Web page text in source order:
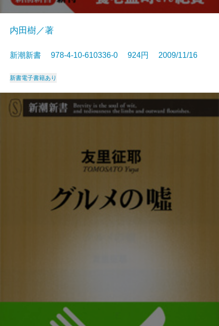
内田樹／著
新潮新書 978-4-10-610336-0 924円 2009/11/16
新書電子書籍あり